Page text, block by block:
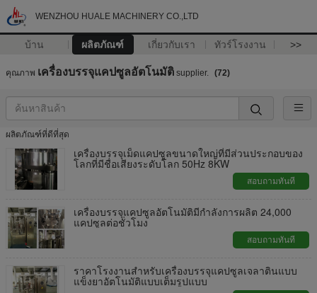
WENZHOU HUALE MACHINERY CO.,LTD
บ้าน ผลิตภัณฑ์ เกี่ยวกับเรา ทัวร์โรงงาน >>
คุณภาพ เครื่องบรรจุแคปซูลอัตโนมัติ supplier. (72)
ผลิตภัณฑ์ที่ดีที่สุด
เครื่องบรรจุเม็ดแคปซูลขนาดใหญ่ที่มีส่วนประกอบของ
โลกที่มีชื่อเสียงระดับโลก 50Hz 8KW
สอบถามทันที
เครื่องบรรจุแคปซูลอัตโนมัติมีกำลังการผลิต 24,000
แคปซูลต่อชั่วโมง
สอบถามทันที
ราคาโรงงานสำหรับเครื่องบรรจุแคปซูลเจลาตินแบบ
แข็งยาอัตโนมัติแบบเต็มรูปแบบ